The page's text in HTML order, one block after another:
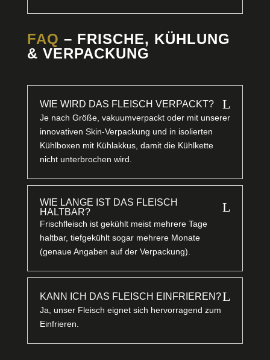
FAQ – FRISCHE, KÜHLUNG
& VERPACKUNG
WIE WIRD DAS FLEISCH VERPACKT? L
Je nach Größe, vakuumverpackt oder mit unserer
innovativen Skin-Verpackung und in isolierten
Kühlboxen mit Kühlakkus, damit die Kühlkette
nicht unterbrochen wird.
WIE LANGE IST DAS FLEISCH
HALTBAR?
L
Frischfleisch ist gekühlt meist mehrere Tage
haltbar, tiefgekühlt sogar mehrere Monate
(genaue Angaben auf der Verpackung).
KANN ICH DAS FLEISCH EINFRIEREN?L
Ja, unser Fleisch eignet sich hervorragend zum
Einfrieren.